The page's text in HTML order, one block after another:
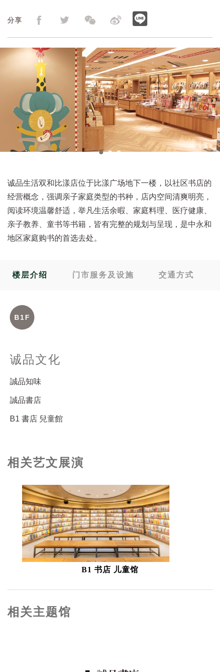
分享
诚品生活双和比漾店位于比漾广场地下一楼，以社区书店的
经营概念，强调亲子家庭类型的书种，店内空间清爽明亮，
阅读环境温馨舒适，举凡生活余暇、家庭料理、医疗健康、
亲子教养、童书等书籍，皆有完整的规划与呈现，是中永和
地区家庭购书的首选去处。
楼层介绍 门市服务及设施 交通方式
B1F
诚品文化
誠品知味
誠品書店
B1 書店 兒童館
相关主题馆
相关艺文展演
B1 书店 儿童馆